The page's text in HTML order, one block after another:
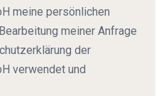
meine persönlichen
meiner Anfrage
der
verwendet und